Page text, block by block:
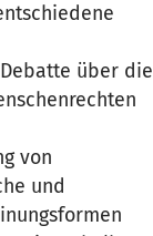
über die
von
und